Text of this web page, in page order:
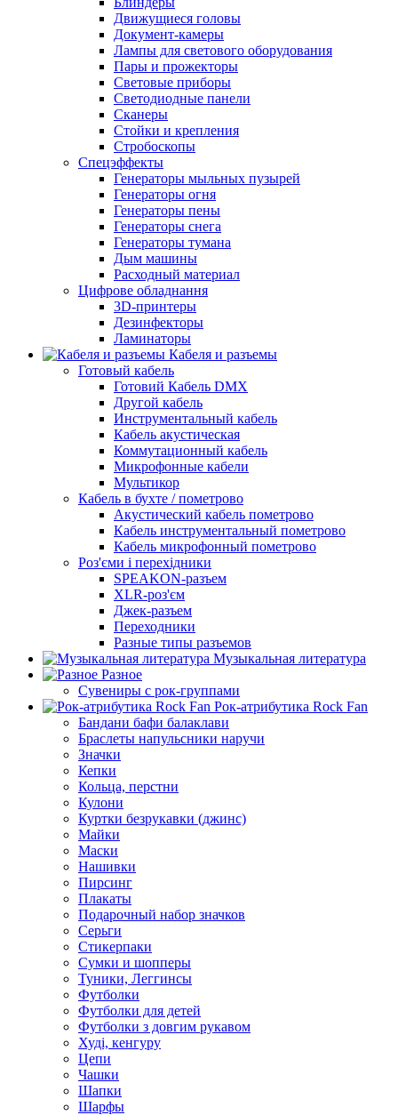
Движущиеся головы
Документ-камеры
Лампы для светового оборудования
Пары и прожекторы
Световые приборы
Светодиодные панели
Сканеры
Стойки и крепления
Стробоскопы
Спецэффекты
Генераторы мыльных пузырей
Генераторы огня
Генераторы пены
Генераторы снега
Генераторы тумана
Дым машины
Расходный материал
Цифрове обладнання
3D-принтеры
Дезинфекторы
Ламинаторы
Кабеля и разъемы
Готовый кабель
Готовий Кабель DMX
Другой кабель
Инструментальный кабель
Кабель акустическая
Коммутационный кабель
Микрофонные кабели
Мультикор
Кабель в бухте / пометрово
Акустический кабель пометрово
Кабель инструментальный пометрово
Кабель микрофонный пометрово
Роз'єми і перехідники
SPEAKON-разъем
XLR-роз'єм
Джек-разъем
Переходники
Разные типы разъемов
Музыкальная литература
Разное
Сувениры с рок-группами
Рок-атрибутика Rock Fan
Бандани бафи балаклави
Браслеты напульсники наручи
Значки
Кепки
Кольца, перстни
Кулони
Куртки безрукавки (джинс)
Майки
Маски
Нашивки
Пирсинг
Плакаты
Подарочный набор значков
Серьги
Стикерпаки
Сумки и шопперы
Туники, Леггинсы
Футболки
Футболки для детей
Футболки з довгим рукавом
Худі, кенгуру
Цепи
Чашки
Шапки
Шарфы